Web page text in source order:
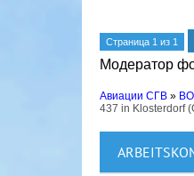
Страница 1 из 1
Модератор
Авиации СГВ »
437 in Klosterdorf